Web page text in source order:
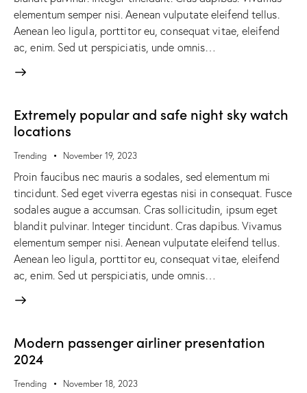
elementum semper nisi. Aenean vulputate eleifend tellus.
Aenean leo ligula, porttitor eu, consequat vitae, eleifend
ac, enim. Sed ut perspiciatis, unde omnis…
Extremely popular and safe night sky watch
locations
Trending November 19, 2023
Proin faucibus nec mauris a sodales, sed elementum mi
tincidunt. Sed eget viverra egestas nisi in consequat. Fusce
sodales augue a accumsan. Cras sollicitudin, ipsum eget
blandit pulvinar. Integer tincidunt. Cras dapibus. Vivamus
elementum semper nisi. Aenean vulputate eleifend tellus.
Aenean leo ligula, porttitor eu, consequat vitae, eleifend
ac, enim. Sed ut perspiciatis, unde omnis…
Modern passenger airliner presentation
2024
Trending November 18, 2023